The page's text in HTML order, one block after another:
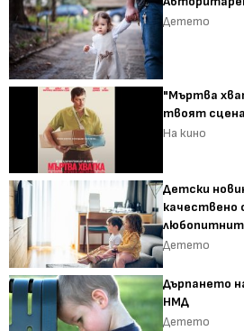
Детето
"Мъртва
твоят
На кино
Детски
качествено
Детето
Дърпането
НМД
Детето